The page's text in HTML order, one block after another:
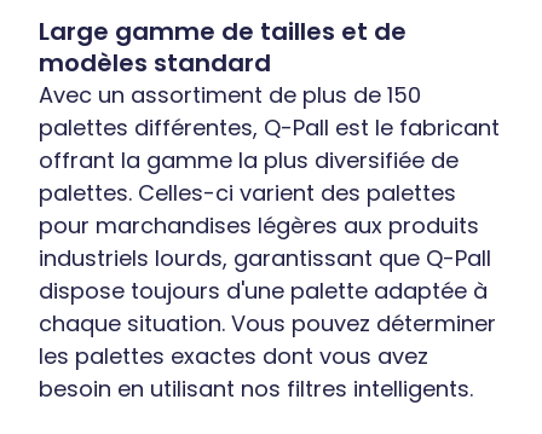
Large gamme de tailles et de
modèles standard
Avec un assortiment de plus de 150
palettes différentes, Q-Pall est le fabricant
offrant la gamme la plus diversifiée de
palettes. Celles-ci varient des palettes
pour marchandises légères aux produits
industriels lourds, garantissant que Q-Pall
dispose toujours d'une palette adaptée à
chaque situation. Vous pouvez déterminer
les palettes exactes dont vous avez
besoin en utilisant nos filtres intelligents.